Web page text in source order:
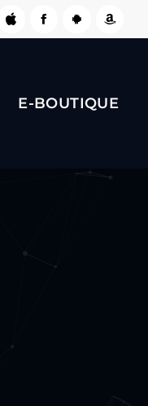
BERNARD MINET - FLY
E-BOUTIQUE